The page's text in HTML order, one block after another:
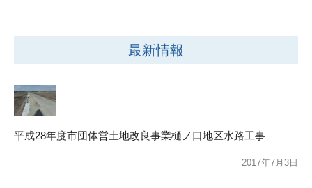
最新情報
平成28年度市団体営土地改良事業樋ノ口地区水路工事
2017年7月3日